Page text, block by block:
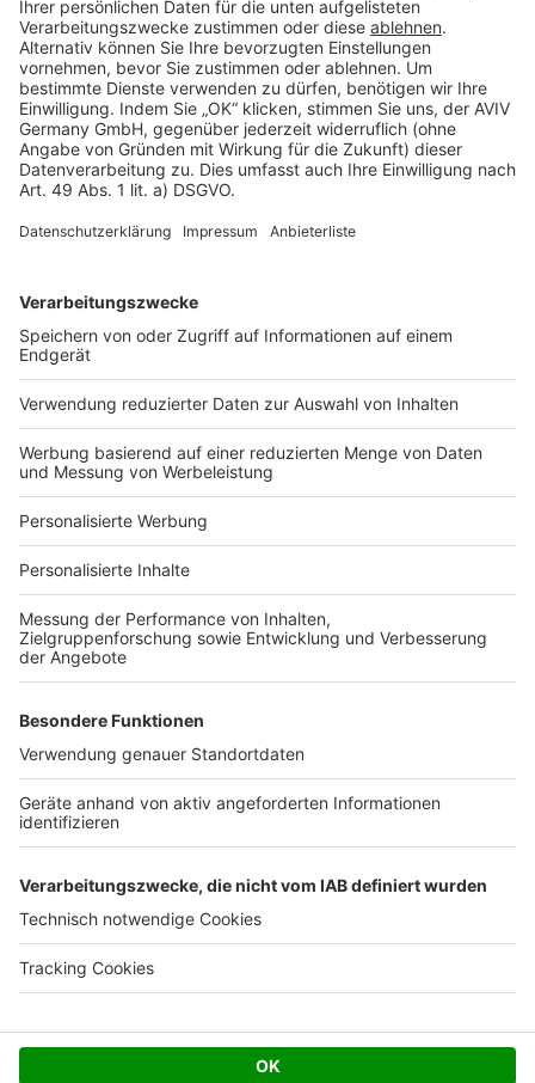
Rechtliches
AGB-Übersicht
Datenschutz
Impressum
Services
Bauprojekt-Quiz
Häuser-Suche
Hausanbieter-Suche
Bauprojekt-Profil
Für Unternehmen
Ihre Baufirma auf bauen.de
Kostenloses Infogespräch